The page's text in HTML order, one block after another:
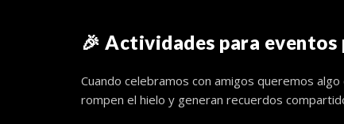
🎉 Actividades para
Cuando celebramos con amigos queremos
rompen el hielo y generan recuerdos